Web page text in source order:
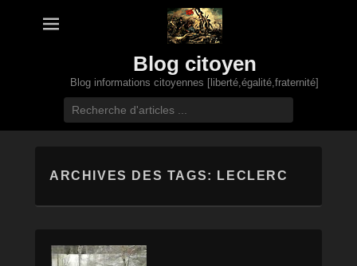
Blog citoyen
Blog informations citoyennes [liberté,égalité,fraternité]
ARCHIVES DES TAGS: LECLERC